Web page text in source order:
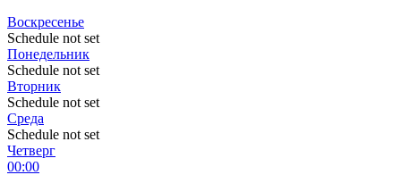
Воскресенье
Schedule not set
Понедельник
Schedule not set
Вторник
Schedule not set
Среда
Schedule not set
Четверг
00:00